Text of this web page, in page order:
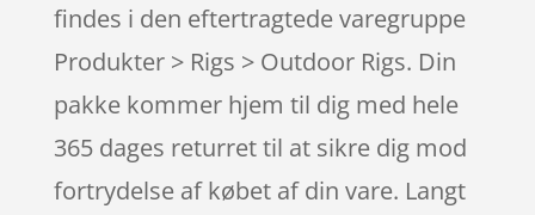
findes i den eftertragtede varegruppe
Produkter > Rigs > Outdoor Rigs. Din
pakke kommer hjem til dig med hele
365 dages returret til at sikre dig mod
fortrydelse af købet af din vare. Langt